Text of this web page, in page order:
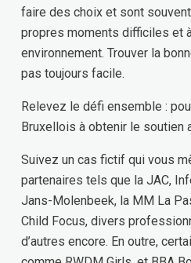
faire des choix et sont
propres moments difficiles et
environnement. Trouver la
pas toujours facile.
Relevez le défi ensemble :
Bruxellois à obtenir le soutien
Suivez un cas fictif qui vous
partenaires tels que la JAC,
Jans-Molenbeek, la MM La
Child Focus, divers
d’autres encore. En outre,